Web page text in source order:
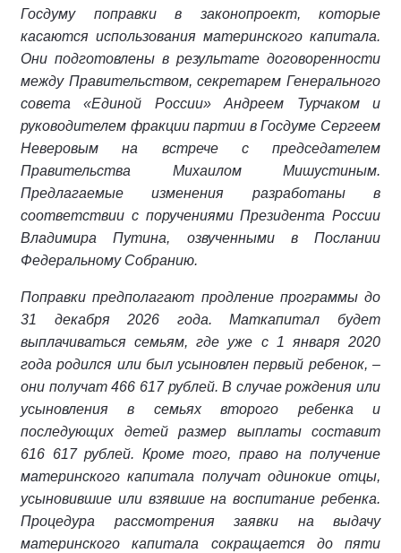
Госдуму поправки в законопроект, которые
касаются использования материнского капитала.
Они подготовлены в результате договоренности
между Правительством, секретарем Генерального
совета «Единой России» Андреем Турчаком и
руководителем фракции партии в Госдуме Сергеем
Неверовым на встрече с председателем
Правительства Михаилом Мишустиным.
Предлагаемые изменения разработаны в
соответствии с поручениями Президента России
Владимира Путина, озвученными в Послании
Федеральному Собранию.
Поправки предполагают продление программы до
31 декабря 2026 года. Маткапитал будет
выплачиваться семьям, где уже с 1 января 2020
года родился или был усыновлен первый ребенок, –
они получат 466 617 рублей. В случае рождения или
усыновления в семьях второго ребенка и
последующих детей размер выплаты составит
616 617 рублей. Кроме того, право на получение
материнского капитала получат одинокие отцы,
усыновившие или взявшие на воспитание ребенка.
Процедура рассмотрения заявки на выдачу
материнского капитала сокращается до пяти